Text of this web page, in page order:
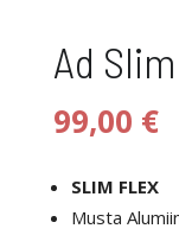
Ad
99,00 €
SLIM FLEX
Musta